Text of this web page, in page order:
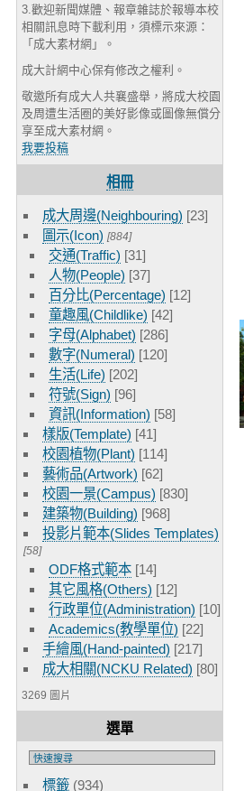
3.歡迎新聞媒體、報章雜誌於報導本校
相關訊息時下載利用，須標示來源：
「成大素材網」。
成大計網中心保有修改之權利。
敬邀所有成大人共襄盛舉，將成大校園
及周遭生活圈的美好影像或圖像無償分
享至成大素材網。
我要投稿
相冊
成大周邊(Neighbouring) [23]
圖示(Icon) [884]
交通(Traffic) [31]
人物(People) [37]
百分比(Percentage) [12]
童趣風(Childlike) [42]
字母(Alphabet) [286]
數字(Numeral) [120]
生活(Life) [202]
符號(Sign) [96]
資訊(Information) [58]
樣版(Template) [41]
校園植物(Plant) [114]
藝術品(Artwork) [62]
校園一景(Campus) [830]
建築物(Building) [968]
投影片範本(Slides Templates)
[58]
ODF格式範本 [14]
其它風格(Others) [12]
行政單位(Administration) [10]
Academics(教學單位) [22]
手繪風(Hand-painted) [217]
成大相關(NCKU Related) [80]
3269 圖片
選單
標籤 (934)